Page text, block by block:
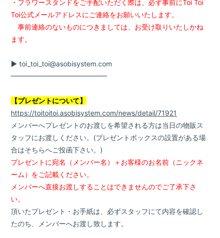
・フラワースタンドをご手配いただく際は、必ず事前にToi Toi
Toi公式メールアドレスにご連絡をお願いいたします。
事前連絡のないものにつきましては、お受け取りいたしかね
ます。
▶︎ toi_toi_toi@asobisystem.com
━━━━━━━━━━━━━━
【プレゼントについて】
https://toitoitoi.asobisystem.com/news/detail/71921
メンバーへプレゼントのお渡しを希望される方は当日の物販ス
タッフにお渡しください。 (プレゼントボックスの設置がある場
合はそちらへご投函下さい。)
プレゼントに宛名（メンバー名）＋お客様のお名前（ニックネ
ーム）をご記載ください。
メンバーへ直接お渡しすることはできませんのでご了承下さ
い。
頂いたプレゼント・お手紙は、必ずスタッフにて内容を確認し
たのち、メンバーへお渡し致します。